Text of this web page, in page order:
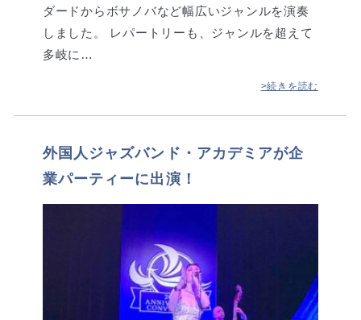
ダードからボサノバなど幅広いジャンルを演奏
しました。 レパートリーも、ジャンルを超えて
多岐に…
>続きを読む
外国人ジャズバンド・アカデミアが企
業パーティーに出演！